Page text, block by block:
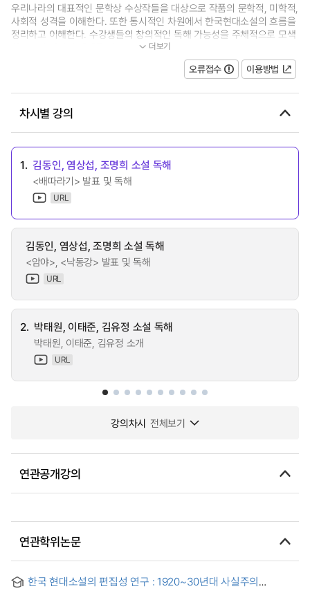
우리나라의 대표적인 문학상 수상작들을 대상으로 작품의 문학적, 미학적,
사회적 성격을 이해한다. 또한 통시적인 차원에서 한국현대소설의 흐름을
정리하고 이해한다. 수강생들의 창의적인 독해 가능성을 주체적으로 모색
더보기
오류접수 이용방법
차시별 강의
1. 김동인, 염상섭, 조명희 소설 독해
<배따라기> 발표 및 독해
URL
김동인, 염상섭, 조명희 소설 독해
<암야>, <낙동강> 발표 및 독해
URL
2. 박태원, 이태준, 김유정 소설 독해
박태원, 이태준, 김유정 소개
URL
강의차시 전체보기
연관공개강의
연관학위논문
한국 현대소설의 편집성 연구 : 1920~30년대 사실주의